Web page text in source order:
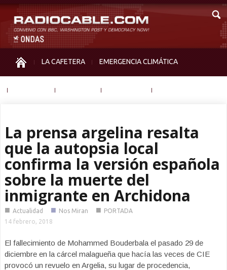
LA CAFETERA EMERGENCIA CLIMÁTICA
La prensa argelina resalta
que la autopsia local
confirma la versión española
sobre la muerte del
inmigrante en Archidona
■ Actualidad ■ Nos Miran ■ PORTADA
14 febrero, 2018
El fallecimiento de Mohammed Bouderbala el pasado 29 de
diciembre en la cárcel malagueña que hacía las veces de CIE
provocó un revuelo en Argelia, su lugar de procedencia,